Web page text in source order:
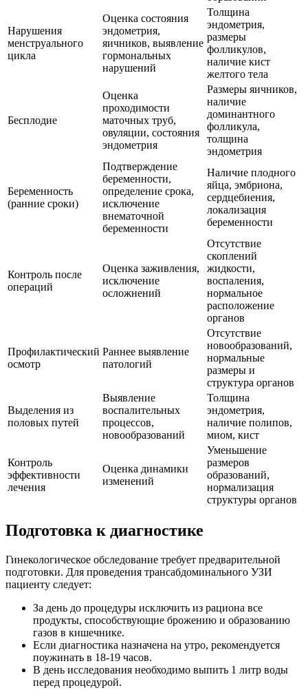
Нарушения
менструального
цикла
Оценка состояния
эндометрия,
яичников, выявление
гормональных
нарушений
Толщина
эндометрия,
размеры
фолликулов,
наличие кист
желтого тела
Бесплодие
Оценка
проходимости
маточных труб,
овуляции, состояния
эндометрия
Размеры яичников,
наличие
доминантного
фолликула,
толщина
эндометрия
Беременность
(ранние сроки)
Подтверждение
беременности,
определение срока,
исключение
внематочной
беременности
Наличие плодного
яйца, эмбриона,
сердцебиения,
локализация
беременности
Контроль после
операций
Оценка заживления,
исключение
осложнений
Отсутствие
скоплений
жидкости,
воспаления,
нормальное
расположение
органов
Профилактический
осмотр
Раннее выявление
патологий
Отсутствие
новообразований,
нормальные
размеры и
структура органов
Выделения из
половых путей
Выявление
воспалительных
процессов,
новообразований
Толщина
эндометрия,
наличие полипов,
миом, кист
Контроль
эффективности
лечения
Оценка динамики
изменений
Уменьшение
размеров
образований,
нормализация
структуры органов
Подготовка к диагностике
Гинекологическое обследование требует предварительной
подготовки. Для проведения трансабдоминального УЗИ
пациенту следует:
За день до процедуры исключить из рациона все
продукты, способствующие брожению и образованию
газов в кишечнике.
Если диагностика назначена на утро, рекомендуется
поужинать в 18-19 часов.
В день исследования необходимо выпить 1 литр воды
перед процедурой.